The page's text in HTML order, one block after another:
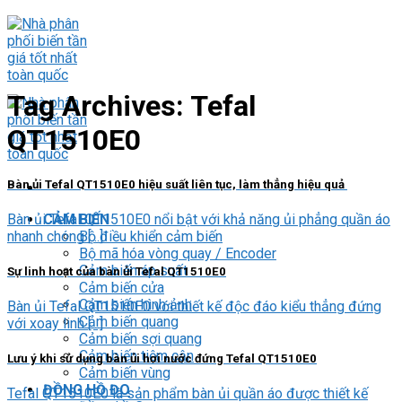
Skip
to
content
CẢM BIẾN
Bộ điều khiển cảm biến
Bộ mã hóa vòng quay / Encoder
Cảm biến áp suất
Cảm biến cửa
Cảm biến hình ảnh
Cảm biến quang
Cảm biến sợi quang
Cảm biến tiệm cận
Cảm biến vùng
ĐỒNG HỒ ĐO
Tag Archives: Tefal
QT1510E0
Bàn ủi Tefal QT1510E0 hiệu suất liên tục, làm thẳng hiệu quả
Bàn ủi Tefal QT1510E0 nổi bật với khả năng ủi phẳng quần áo
nhanh chóng [...]
Sự linh hoạt của bàn ủi Tefal QT1510E0
Bàn ủi Tefal QT1510E0 với thiết kế độc đáo kiểu thẳng đứng
với xoay linh [...]
Lưu ý khi sử dụng bàn ủi hơi nước đứng Tefal QT1510E0
Tefal QT1510E0 là sản phẩm bàn ủi quần áo được thiết kế